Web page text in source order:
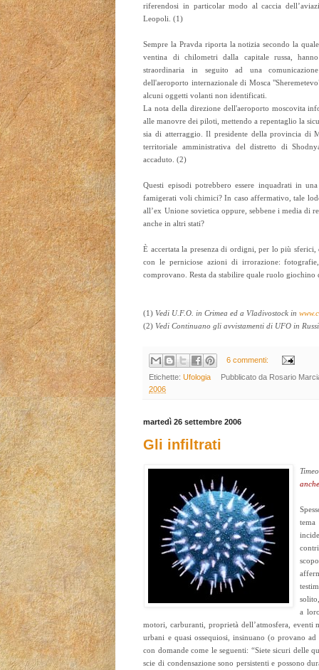
riferendosi in particolar modo al caccia
Leopoli. (1)
Sempre la Pravda riporta la notizia secondo la
ventina di chilometri dalla capitale russa,
straordinaria in seguito ad una
dell'aeroporto internazionale di Mosca
alcuni oggetti volanti non identificati.
La nota della direzione dell'aeroporto moscovita
alle manovre dei piloti, mettendo a repentaglio la
sia di atterraggio. Il presidente della provincia di
territoriale amministrativa del distretto di
accaduto. (2)
Questi episodi potrebbero essere inquadrati in
famigerati voli chimici? In caso affermativo, tale
all’ex Unione sovietica oppure, sebbene i media di
anche in altri stati?
È accertata la presenza di ordigni, per lo più
con le perniciose azioni di irrorazione:
comprovano. Resta da stabilire quale ruolo giochino
(1)Vedi U.F.O. in Crimea ed a Vladivostock in
(2)Vedi Continuano gli avvistamenti di UFO in
6 commenti:
Etichette:Ufologia Pubblicato da Rosario
2006
martedì 26 settembre 2006
Gli infiltrati
a
motori, carburanti, proprietà dell’atmosfera,
urbani e quasi ossequiosi, insinuano (o provano
con domande come le seguenti: “Siete sicuri delle
scie di condensazione sono persistenti e possono